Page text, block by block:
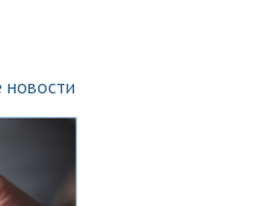
новости